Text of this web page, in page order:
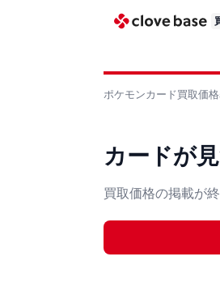
ポケモンカード買取価
カードが
買取価格の掲載が